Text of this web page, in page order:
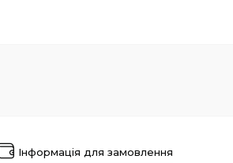
Інформація для замовлення